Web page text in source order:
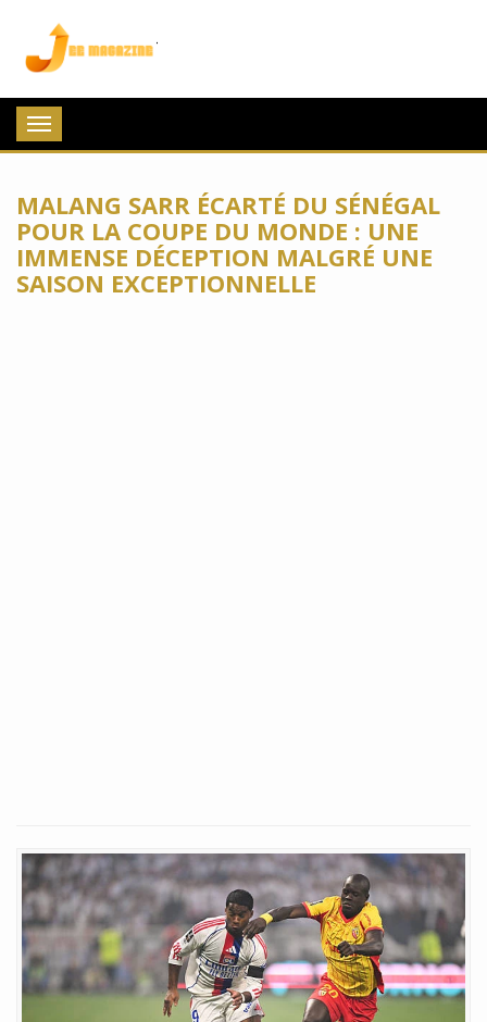
Toggle
navigation
MALANG SARR ÉCARTÉ DU SÉNÉGAL
POUR LA COUPE DU MONDE : UNE
IMMENSE DÉCEPTION MALGRÉ UNE
SAISON EXCEPTIONNELLE